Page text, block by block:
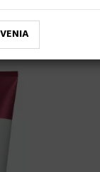
masky a tonery